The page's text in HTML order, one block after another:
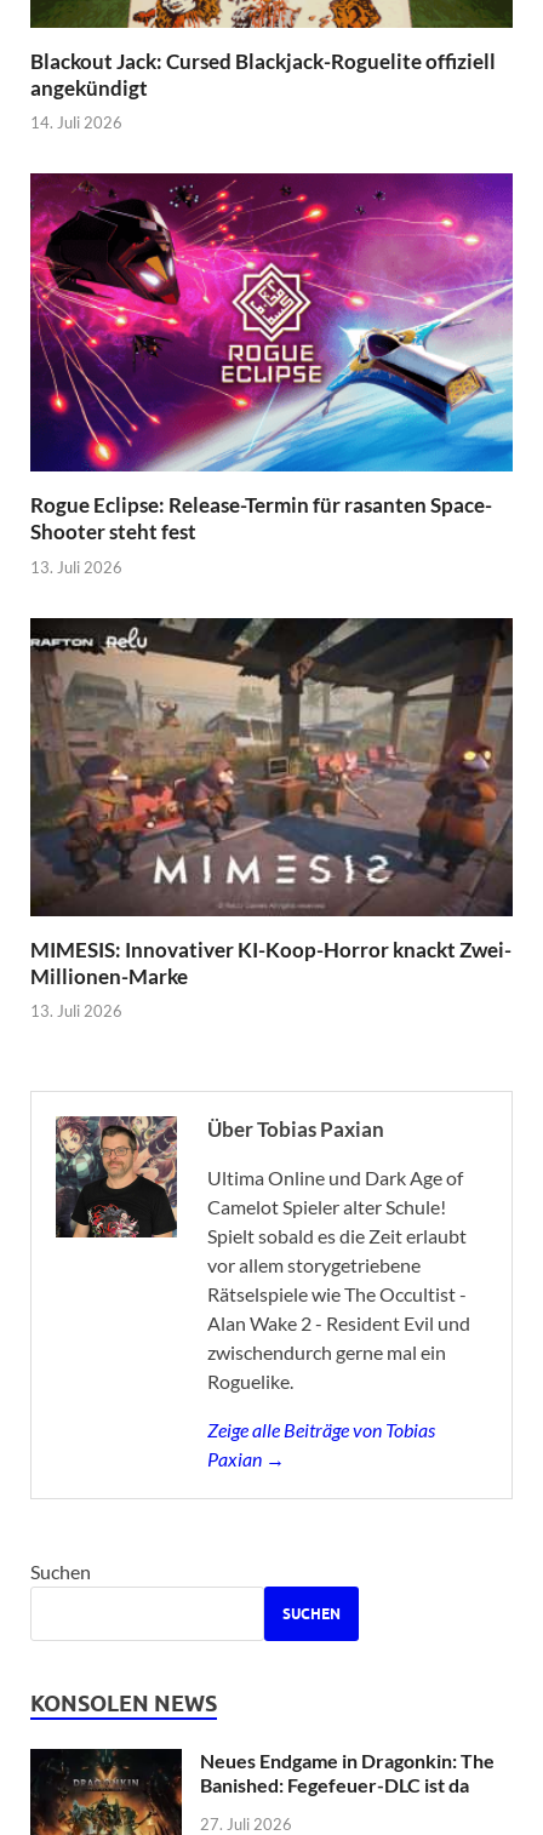
Blackout Jack: Cursed Blackjack-Roguelite offiziell
angekündigt
14. Juli 2026
Rogue Eclipse: Release-Termin für rasanten Space-
Shooter steht fest
13. Juli 2026
MIMESIS: Innovativer KI-Koop-Horror knackt Zwei-
Millionen-Marke
13. Juli 2026
Über Tobias Paxian
Ultima Online und Dark Age of
Camelot Spieler alter Schule!
Spielt sobald es die Zeit erlaubt
vor allem storygetriebene
Rätselspiele wie The Occultist -
Alan Wake 2 - Resident Evil und
zwischendurch gerne mal ein
Roguelike.
Zeige alle Beiträge von Tobias
Paxian →
Suchen
SUCHEN
KONSOLEN NEWS
Neues Endgame in Dragonkin: The
Banished: Fegefeuer-DLC ist da
27. Juli 2026